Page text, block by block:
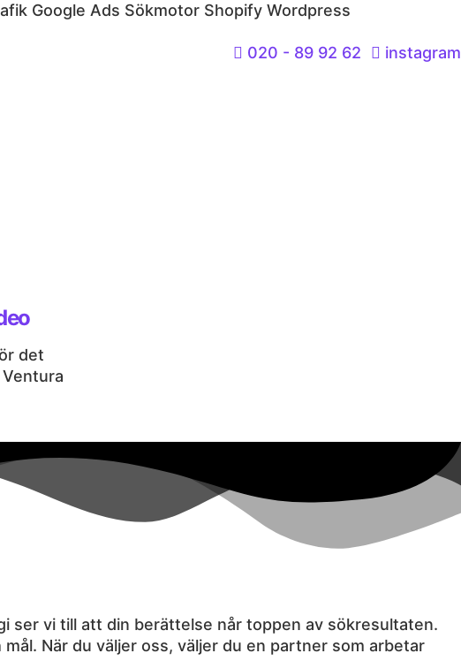
Google Ads Sökmotor Shopify Wordpress
020 - 89 92 62
instagram
det
ser vi till att din berättelse når toppen av sökresultaten.
När du väljer oss, väljer du en partner som arbetar